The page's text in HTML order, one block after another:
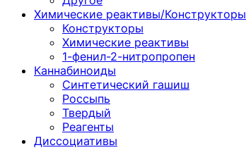
Химические реактивы/Конструкторы
Конструкторы
Химические реактивы
1-фенил-2-нитропропен
Каннабиноиды
Синтетический гашиш
Россыпь
Твердый
Реагенты
Диссоциативы